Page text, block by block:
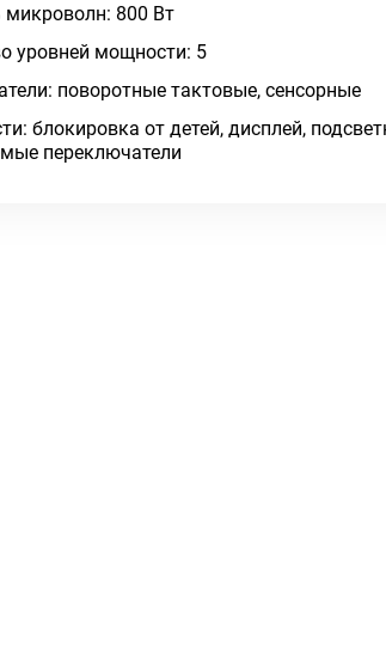
800 Вт
уровней мощности: 5
поворотные тактовые, сенсорные
блокировка от детей, дисплей,
переключатели